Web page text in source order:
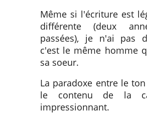
Même si l'écriture est
différente (deux
passées), je n'ai pas
c'est le même homme
sa soeur.
La paradoxe entre le
le contenu de la
impressionnant.